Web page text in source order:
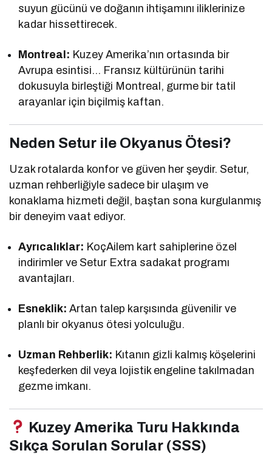
suyun gücünü ve doğanın ihtişamını iliklerinize
kadar hissettirecek.
Montreal: Kuzey Amerika’nın ortasında bir
Avrupa esintisi… Fransız kültürünün tarihi
dokusuyla birleştiği Montreal, gurme bir tatil
arayanlar için biçilmiş kaftan.
Neden Setur ile Okyanus Ötesi?
Uzak rotalarda konfor ve güven her şeydir. Setur,
uzman rehberliğiyle sadece bir ulaşım ve
konaklama hizmeti değil, baştan sona kurgulanmış
bir deneyim vaat ediyor.
Ayrıcalıklar: KoçAilem kart sahiplerine özel
indirimler ve Setur Extra sadakat programı
avantajları.
Esneklik: Artan talep karşısında güvenilir ve
planlı bir okyanus ötesi yolculuğu.
Uzman Rehberlik: Kıtanın gizli kalmış köşelerini
keşfederken dil veya lojistik engeline takılmadan
gezme imkanı.
Kuzey Amerika Turu Hakkında
Sıkça Sorulan Sorular (SSS)